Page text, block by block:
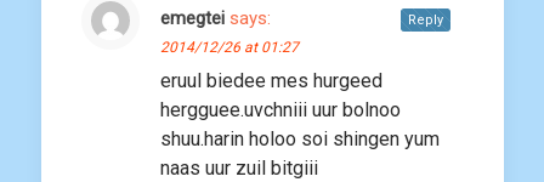
emegtei says:
2014/12/26 at 01:27
eruul biedee mes hurgeed
hergguee.uvchniii uur bolnoo
shuu.harin holoo soi shingen yum
naas uur zuil bitgiii
Reply